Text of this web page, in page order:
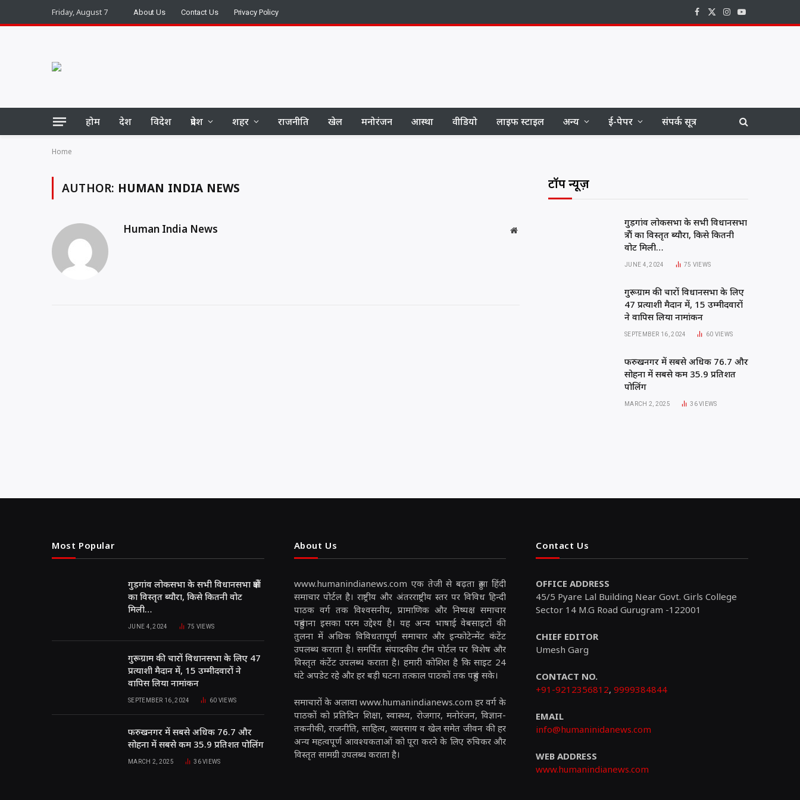
Friday, August 7 About Us Contact Us Privacy Policy Facebook
X
(Twitter)
Instagram
YouTube
होम देश विदेश प्रदेश शहर राजनीति खेल मनोरंजन आस्था वीडियो लाइफ स्टाइल अन्य ई-पेपर संपर्क सूत्र
Home
AUTHOR: HUMAN INDIA NEWS
Human India News Website
टॉप न्यूज़
गुड़गांव लोकसभा के सभी विधानसभा
क्षेत्रों का विस्तृत ब्यौरा, किसे कितनी
वोट मिली…
JUNE 4, 2024 75 VIEWS
गुरूग्राम की चारों विधानसभा के लिए
47 प्रत्याशी मैदान में, 15 उम्मीदवारों
ने वापिस लिया नामांकन
SEPTEMBER 16, 2024 60 VIEWS
फरुखनगर में सबसे अधिक 76.7 और
सोहना में सबसे कम 35.9 प्रतिशत
पोलिंग
MARCH 2, 2025 36VIEWS
Most Popular
गुड़गांव लोकसभा के सभी विधानसभा क्षेत्रों
का विस्तृत ब्यौरा, किसे कितनी वोट
मिली…
JUNE 4, 2024 75 VIEWS
गुरूग्राम की चारों विधानसभा के लिए 47
प्रत्याशी मैदान में, 15 उम्मीदवारों ने
वापिस लिया नामांकन
SEPTEMBER 16, 2024 60 VIEWS
फरुखनगर में सबसे अधिक 76.7 और
सोहना में सबसे कम 35.9 प्रतिशत पोलिंग
MARCH 2, 2025 36VIEWS
About Us
www.humanindianews.com एक तेजी से बढ़ता हुआ हिंदी
समाचार पोर्टल है। राष्ट्रीय और अंतरराष्ट्रीय स्तर पर विविध हिन्दी
पाठक वर्ग तक विश्वसनीय, प्रामाणिक और निष्पक्ष समाचार
पहुंचाना इसका परम उद्देश्य है। यह अन्य भाषाई वेबसाइटों की
तुलना में अधिक विविधतापूर्ण समाचार और इन्फोटेन्मेंट कंटेंट
उपलब्ध कराता है। समर्पित संपादकीय टीम पोर्टल पर विशेष और
विस्तृत कंटेंट उपलब्ध कराता है। हमारी कोशिश है कि साइट 24
घंटे अपडेट रहे और हर बड़ी घटना तत्काल पाठकों तक पहुंच सके।
समाचारों के अलावा www.humanindianews.com हर वर्ग के
पाठकों को प्रतिदिन शिक्षा, स्वास्थ्य, रोजगार, मनोरंजन, विज्ञान-
तकनीकी, राजनीति, साहित्य, व्यवसाय व खेल समेत जीवन की हर
अन्य महत्वपूर्ण आवश्यकताओं को पूरा करने के लिए रुचिकर और
विस्तृत सामग्री उपलब्ध कराता है।
Contact Us
OFFICE ADDRESS
45/5 Pyare Lal Building Near Govt. Girls College
Sector 14 M.G Road Gurugram -122001
CHIEF EDITOR
Umesh Garg
CONTACT NO.
+91-9212356812,9999384844
EMAIL
info@humaninidanews.com
WEB ADDRESS
www.humanindianews.com